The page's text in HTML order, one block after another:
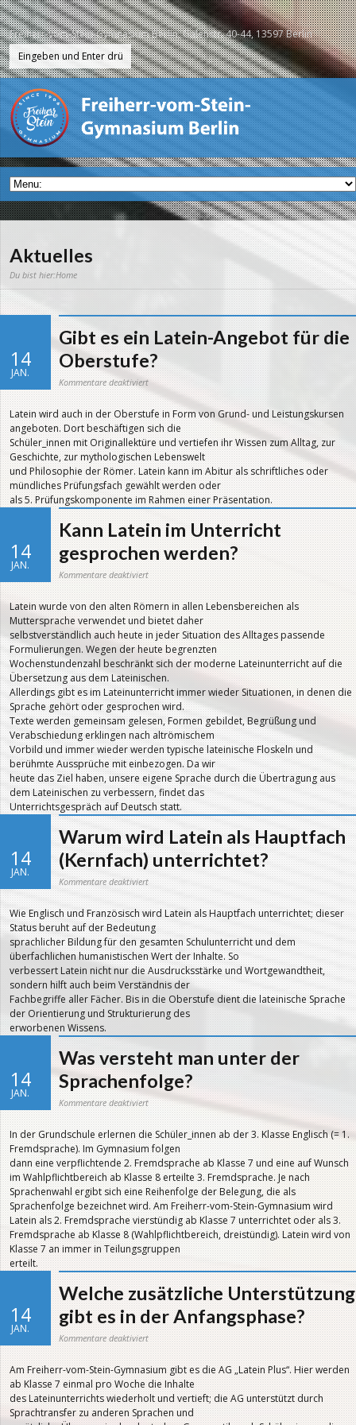
Freiherr-vom-Stein-Gymnasium Berlin, Galenstr. 40-44, 13597 Berlin
Aktuelles
Du bist hier:Home
14
JAN.
Gibt es ein Latein-Angebot für die
Oberstufe?
Kommentare deaktiviertfür
Gibt
es
Latein-
Angebot
für
Oberstufe?
Latein wird auch in der Oberstufe in Form von Grund- und Leistungskursen
angeboten. Dort beschäftigen sich die
Schüler_innen mit Originallektüre und vertiefen ihr Wissen zum Alltag, zur
Geschichte, zur mythologischen Lebenswelt
und Philosophie der Römer. Latein kann im Abitur als schriftliches oder
mündliches Prüfungsfach gewählt werden oder
als 5. Prüfungskomponente im Rahmen einer Präsentation.
14
JAN.
Kann Latein im Unterricht
gesprochen werden?
Kommentare deaktiviertfür
Unterricht
gesprochen
werden?
Latein wurde von den alten Römern in allen Lebensbereichen als
Muttersprache verwendet und bietet daher
selbstverständlich auch heute in jeder Situation des Alltages passende
Formulierungen. Wegen der heute begrenzten
Wochenstundenzahl beschränkt sich der moderne Lateinunterricht auf die
Übersetzung aus dem Lateinischen.
Allerdings gibt es im Lateinunterricht immer wieder Situationen, in denen die
Sprache gehört oder gesprochen wird.
Texte werden gemeinsam gelesen, Formen gebildet, Begrüßung und
Verabschiedung erklingen nach altrömischem
Vorbild und immer wieder werden typische lateinische Floskeln und
berühmte Aussprüche mit einbezogen. Da wir
heute das Ziel haben, unsere eigene Sprache durch die Übertragung aus
dem Lateinischen zu verbessern, findet das
Unterrichtsgespräch auf Deutsch statt.
14
JAN.
Warum wird Latein als Hauptfach
(Kernfach) unterrichtet?
Kommentare deaktiviertfür
Warum
wird
Latein
als
Hauptfach
(Kernfach)
unterrichtet?
Wie Englisch und Französisch wird Latein als Hauptfach unterrichtet; dieser
Status beruht auf der Bedeutung
sprachlicher Bildung für den gesamten Schulunterricht und dem
überfachlichen humanistischen Wert der Inhalte. So
verbessert Latein nicht nur die Ausdrucksstärke und Wortgewandtheit,
sondern hilft auch beim Verständnis der
Fachbegriffe aller Fächer. Bis in die Oberstufe dient die lateinische Sprache
der Orientierung und Strukturierung des
erworbenen Wissens.
14
JAN.
Was versteht man unter der
Sprachenfolge?
Kommentare deaktiviertfür
unter
der
Sprachenfolge?
In der Grundschule erlernen die Schüler_innen ab der 3. Klasse Englisch (= 1.
Fremdsprache). Im Gymnasium folgen
dann eine verpflichtende 2. Fremdsprache ab Klasse 7 und eine auf Wunsch
im Wahlpflichtbereich ab Klasse 8 erteilte 3. Fremdsprache. Je nach
Sprachenwahl ergibt sich eine Reihenfolge der Belegung, die als
Sprachenfolge bezeichnet wird. Am Freiherr-vom-Stein-Gymnasium wird
Latein als 2. Fremdsprache vierstündig ab Klasse 7 unterrichtet oder als 3.
Fremdsprache ab Klasse 8 (Wahlpflichtbereich, dreistündig). Latein wird von
Klasse 7 an immer in Teilungsgruppen
erteilt.
14
JAN.
Welche zusätzliche Unterstützung
gibt es in der Anfangsphase?
Kommentare deaktiviertfür
gibt
es
in
der
Anfangsphase?
Am Freiherr-vom-Stein-Gymnasium gibt es die AG „Latein Plus“. Hier werden
ab Klasse 7 einmal pro Woche die Inhalte
des Lateinunterrichts wiederholt und vertieft; die AG unterstützt durch
Sprachtransfer zu anderen Sprachen und